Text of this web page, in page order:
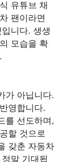
유튜브 채
팬이라면
니다. 생생
모습을 확
가 아닙니다.
영합니다.
를 선도하며,
할 것으로
갖춘 자동차
말 기대됩